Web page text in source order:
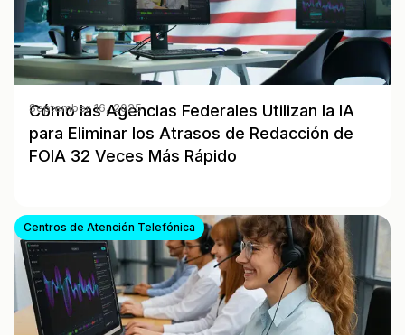
Cómo las Agencias Federales Utilizan la IA
para Eliminar los Atrasos de Redacción de
FOIA 32 Veces Más Rápido
September 16, 2025
Centros de Atención Telefónica